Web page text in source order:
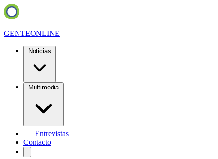
GENTEONLINE
Noticias
Multimedia
Entrevistas
Contacto